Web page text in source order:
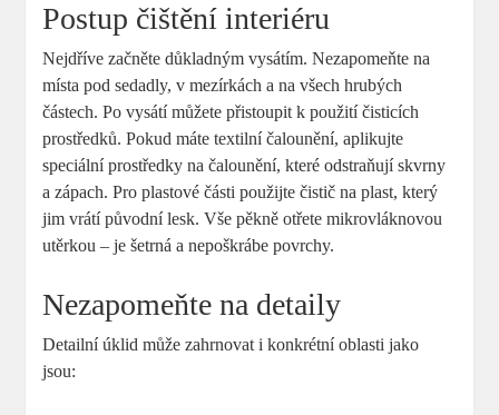
Postup čištění interiéru
Nejdříve začněte důkladným vysátím. Nezapomeňte na
místa pod sedadly, v mezírkách a na všech hrubých
částech. Po vysátí můžete přistoupit k použití čisticích
prostředků. Pokud máte textilní čalounění, aplikujte
speciální prostředky na čalounění, které odstraňují skvrny
a zápach. Pro plastové části použijte čistič na plast, který
jim vrátí původní lesk. Vše pěkně otřete mikrovláknovou
utěrkou – je šetrná a nepoškrábe povrchy.
Nezapomeňte na detaily
Detailní úklid může zahrnovat i konkrétní oblasti jako
jsou: